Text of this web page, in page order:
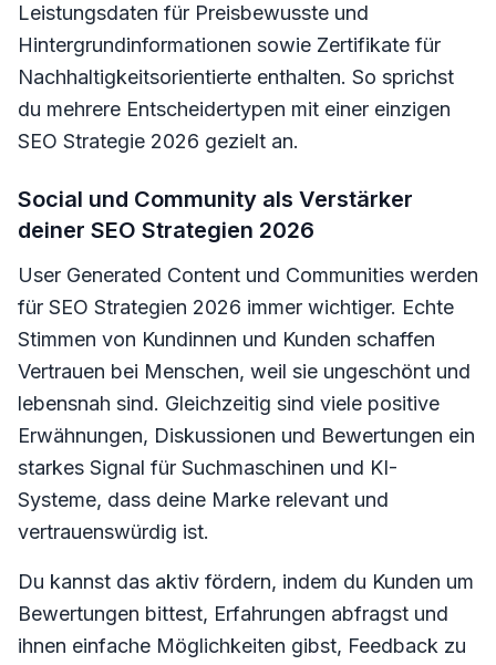
Leistungsdaten für Preisbewusste und
Hintergrundinformationen sowie Zertifikate für
Nachhaltigkeitsorientierte enthalten. So sprichst
du mehrere Entscheidertypen mit einer einzigen
SEO Strategie 2026 gezielt an.
Social und Community als Verstärker
deiner SEO Strategien 2026
User Generated Content und Communities werden
für SEO Strategien 2026 immer wichtiger. Echte
Stimmen von Kundinnen und Kunden schaffen
Vertrauen bei Menschen, weil sie ungeschönt und
lebensnah sind. Gleichzeitig sind viele positive
Erwähnungen, Diskussionen und Bewertungen ein
starkes Signal für Suchmaschinen und KI-
Systeme, dass deine Marke relevant und
vertrauenswürdig ist.
Du kannst das aktiv fördern, indem du Kunden um
Bewertungen bittest, Erfahrungen abfragst und
ihnen einfache Möglichkeiten gibst, Feedback zu